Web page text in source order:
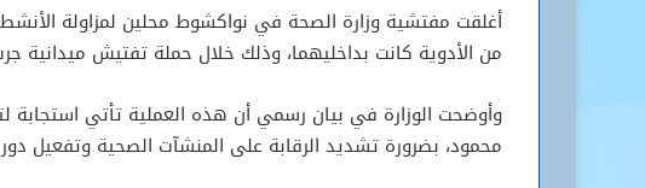
أغلقت مفتشية وزارة الصحة في نواكشوط محلين لمزاولة
من الأدوية كانت بداخليهما، وذلك خلال حملة تفتيش ميدانية
وأوضحت الوزارة في بيان رسمي أن هذه العملية تأتي استجابة
محمود، بضرورة تشديد الرقابة على المنشآت الصحية وتفعيل